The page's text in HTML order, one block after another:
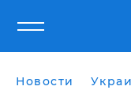
Новости